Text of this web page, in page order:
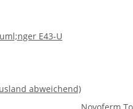
E43-U
abweichend)